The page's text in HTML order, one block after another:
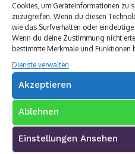
Cookies, um Geräteinformationen zu
zuzugreifen. Wenn du diesen
wie das Surfverhalten oder
Wenn du deine Zustimmung nicht
bestimmte Merkmale und Funktionen
Dienste verwalten
Akzeptieren
Ablehnen
Einstellungen Ansehen
Premium Werbepartner:
VW Walter Schneider
Münch Werbetechnik